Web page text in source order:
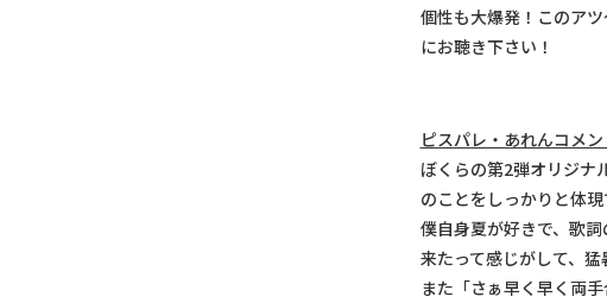
個性も大爆発！このア
にお聴き下さい！
ピスパレ・あれんコメン
ぼくらの第2弾オリジナ
のことをしっかりと体
僕自身夏が好きで、歌
来たって感じがして、猛
また「さぁ早く早く両